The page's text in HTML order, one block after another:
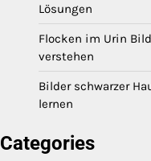
Lösungen
Flocken im Urin
verstehen
Bilder schwarzer
lernen
Categories